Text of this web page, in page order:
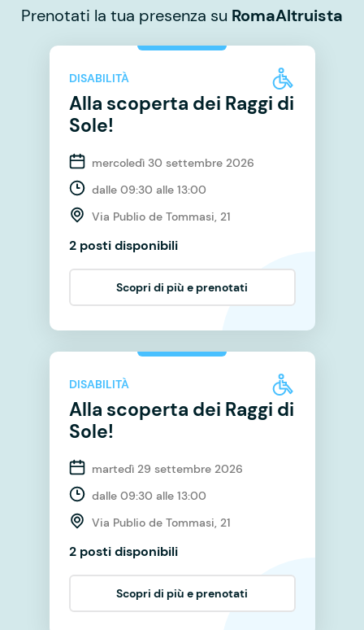
Prenotati la tua presenza su RomaAltruista
DISABILITÀ
Alla scoperta dei Raggi di
Sole!
mercoledì 30 settembre 2026
dalle 09:30 alle 13:00
Via Publio de Tommasi, 21
2 posti disponibili
Scopri di più e prenotati
DISABILITÀ
Alla scoperta dei Raggi di
Sole!
martedì 29 settembre 2026
dalle 09:30 alle 13:00
Via Publio de Tommasi, 21
2 posti disponibili
Scopri di più e prenotati